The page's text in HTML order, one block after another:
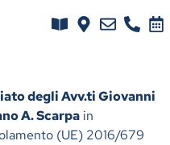
degli Avv.ti Giovanni
A. Scarpa in
(UE) 2016/679